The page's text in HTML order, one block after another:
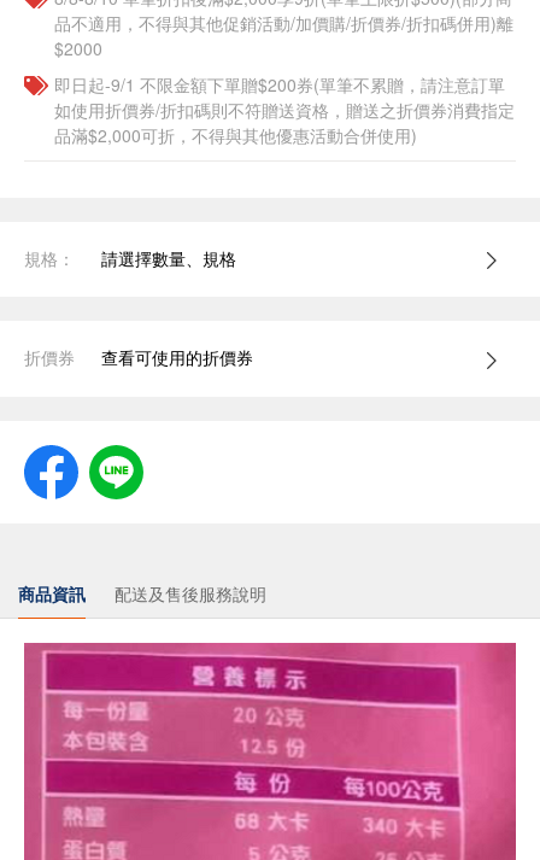
品不適用，不得與其他促銷活動/加價購/折價券/折扣碼併用)離
$2000
即日起-9/1 不限金額下單贈$200券(單筆不累贈，請注意訂單
如使用折價券/折扣碼則不符贈送資格，贈送之折價券消費指定
品滿$2,000可折，不得與其他優惠活動合併使用)
規格： 請選擇數量、規格
折價券 查看可使用的折價券
商品資訊 配送及售後服務說明